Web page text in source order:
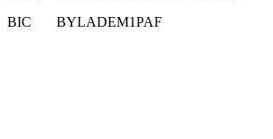
BIC BYLADEM1PAF